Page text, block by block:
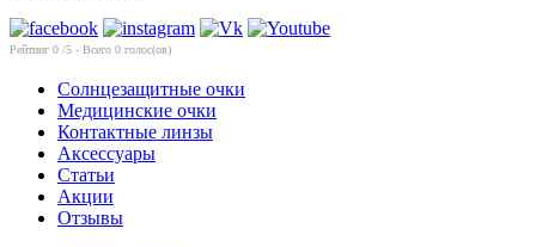
Рейтинг 0 /5 - Всего 0 голос(ов)
Солнцезащитные очки
Медицинские очки
Контактные линзы
Аксессуары
Статьи
Акции
Отзывы